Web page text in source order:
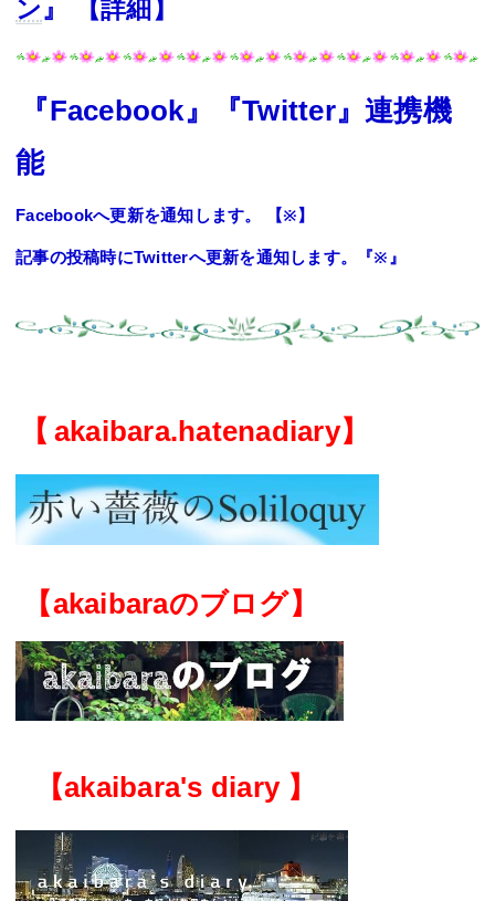
ン』 【詳細 】
『Facebook』『Twitter』 連携機
能
Facebookへ更新を通知します。 【※】
記事の投稿時にTwitterへ更新を通知します。『※ 』
【 akaibara.hatenadiary】
【akaibaraのブログ】
【akaibara's diary】